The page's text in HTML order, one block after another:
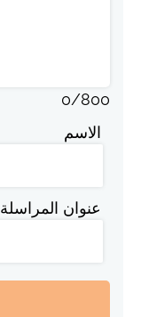
0/800
الاسم
عنوان المراسلة